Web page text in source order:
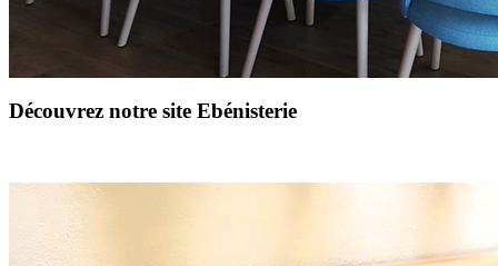
Découvrez notre site Ebénisterie